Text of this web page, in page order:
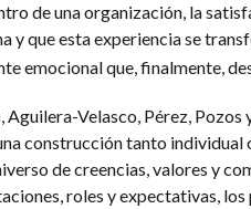
de una organización, la
y que esta experiencia se
emocional que, finalmente,
Aguilera-Velasco, Pérez,
construcción tanto
de creencias, valores y
roles y expectativas,